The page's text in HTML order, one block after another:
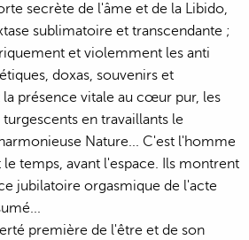
secrète de l'âme et de la Libido,
sublimatoire et transcendante ;
et violemment les anti
doxas, souvenirs et
présence vitale au cœur pur, les
en travaillants le
Nature... C'est l'homme
le temps, avant l'espace. Ils montrent
jubilatoire orgasmique de l'acte
première de l'être et de son